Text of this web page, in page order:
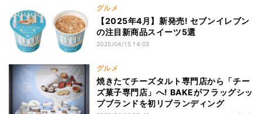
グルメ
【2025年4月】新発売! セブンイレブン
の注目新商品スイーツ5選
2025/04/15 14:03
グルメ
焼きたてチーズタルト専門店から「チー
ズ菓子専門店」へ! BAKEがフラッグシッ
プブランドを初リブランディング